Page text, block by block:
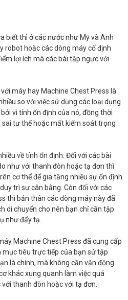
biết thì ở các nước như Mỹ và Anh
robot hoặc các dòng máy cố định
lợi ích mà các bài tập ngực với
máy hay Machine Chest Press là
so với việc sử dụng các loại dụng
vì tính ổn định của nó, đồng thời
tư thế hoặc mất kiểm soát trọng
về tính ổn định: Đối với các bài
như với thanh đòn hoặc tạ đơn thì
cơ thể để gia tăng nhiều sự ổn định
trì sự cân bằng. Còn đối với các
thì bản thân các dòng máy này đã
di chuyển cho nên bạn chỉ cần tập
như đẩy tạ.
Machine Chest Press đã cung cấp
mục tiêu trực tiếp của bạn sử tập
là chính, mà không cần vận động
khác xung quanh làm việc quá
thanh đòn hoặc với tạ đơn.